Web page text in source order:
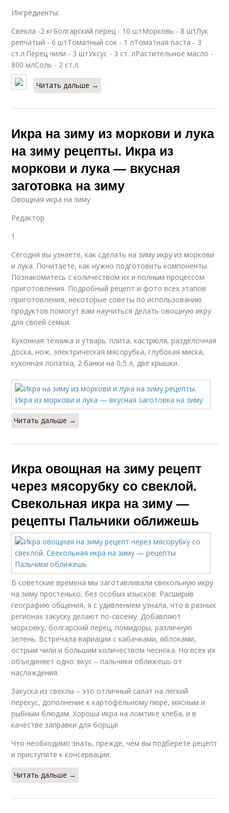
Ингредиенты:
Свекла -2 кгБолгарский перец - 10 штМорковь - 8 штЛук
репчатый - 6 штТоматный сок - 1 лТоматная паста - 3
ст.л.Перец чили - 3 штУксус - 3 ст. лРастительное масло -
800 млСоль - 2 ст.л.
Читать дальше →
Икра на зиму из моркови и лука
на зиму рецепты. Икра из
моркови и лука — вкусная
заготовка на зиму
Овощная икра на зиму
Редактор
1
Сегодня вы узнаете, как сделать на зиму икру из моркови
и лука. Почитаете, как нужно подготовить компоненты.
Познакомитесь с количеством их и полным процессом
приготовления. Подробный рецепт и фото всех этапов
приготовления, некоторые советы по использованию
продуктов помогут вам научиться делать овощную икру
для своей семьи.
Кухонная техника и утварь: плита, кастрюля, разделочная
доска, нож, электрическая мясорубка, глубокая миска,
кухонная лопатка, 2 банки на 0,5 л, две крышки.
Читать дальше →
Икра овощная на зиму рецепт
через мясорубку со свеклой.
Свекольная икра на зиму —
рецепты Пальчики оближешь
В советские времена мы заготавливали свекольную икру
на зиму простенько, без особых изысков. Расширив
географию общения, я с удивлением узнала, что в разных
регионах закуску делают по-своему. Добавляют
морковку, болгарский перец, помидоры, различную
зелень. Встречала вариации с кабачками, яблоками,
острым чили и большим количеством чеснока. Но всех их
объединяет одно: вкус – пальчики оближешь от
наслаждения.
Закуска из свеклы – это отличный салат на легкий
перекус, дополнение к картофельному пюре, мясным и
рыбным блюдам. Хороша икра на ломтике хлеба, и в
качестве заправки для борща!
Что необходимо знать, прежде, чем вы подберете рецепт
и приступите к консервации:
Читать дальше →